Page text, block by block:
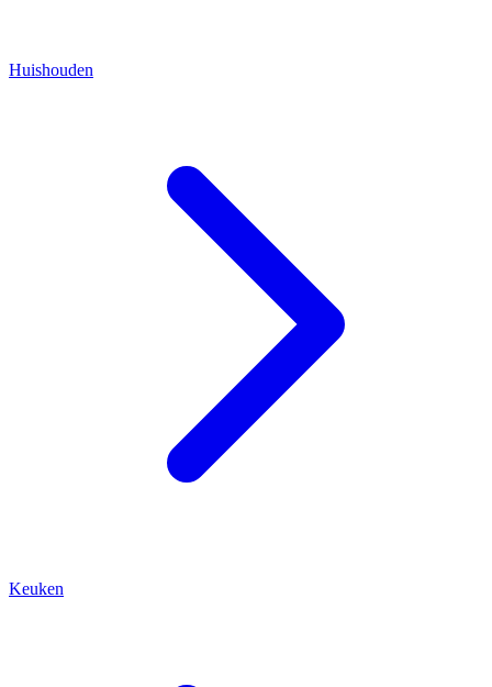
Huishouden
Keuken